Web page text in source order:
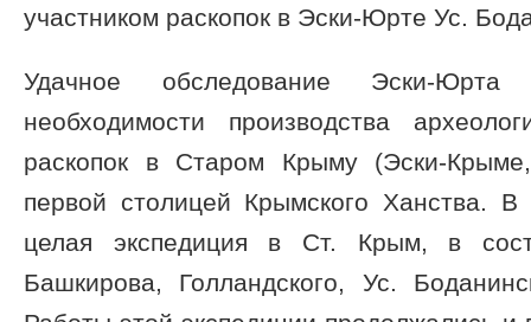
участником раскопок в Эски-Юрте Ус.
Удачное обследование Эски-
необходимости производства
раскопок в Старом Крыму (Эски-
первой столицей Крымского Ханства.
целая экспедиция в Ст. Крым, в
Башкирова, Голландского, Ус.